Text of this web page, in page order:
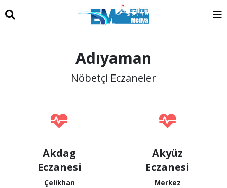
Adıyaman
Nöbetçi Eczaneler
Akdag
Eczanesi
Çelikhan
Akyüz
Eczanesi
Merkez